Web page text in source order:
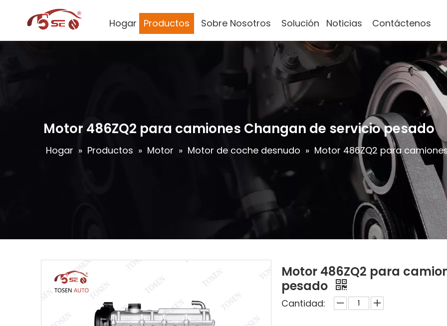
Hogar Productos Sobre Nosotros Solución Noticias Contáctenos
Motor 486ZQ2 para camiones Changan de servicio pesado
Hogar » Productos » Motor » Motor de coche desnudo » Motor 486ZQ2 para
Motor 486ZQ2 para
pesado
Cantidad: